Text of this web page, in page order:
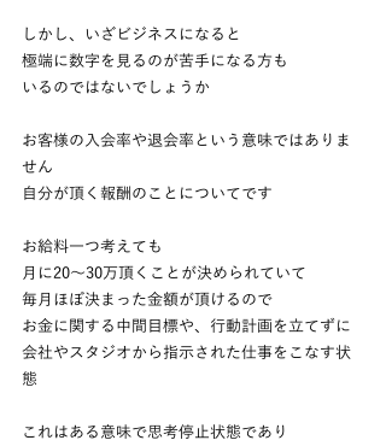
しかし、いざビジネスになると
極端に数字を見るのが苦手になる方も
いるのではないでしょうか
お客様の入会率や退会率という意味ではありま
せん
自分が頂く報酬のことについてです
お給料一つ考えても
月に20～30万頂くことが決められていて
毎月ほぼ決まった金額が頂けるので
お金に関する中間目標や、行動計画を立てずに
会社やスタジオから指示された仕事をこなす状
態
これはある意味で思考停止状態であり